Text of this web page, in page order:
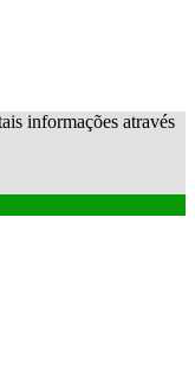
informações através